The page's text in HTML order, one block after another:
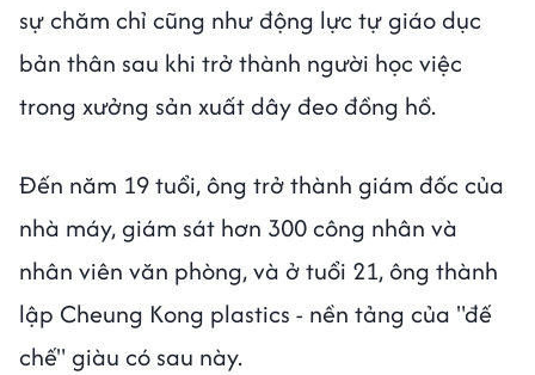
sự chăm chỉ cũng như động lực tự giáo dục
bản thân sau khi trở thành người học việc
trong xưởng sản xuất dây đeo đồng hồ.
Đến năm 19 tuổi, ông trở thành giám đốc của
nhà máy, giám sát hơn 300 công nhân và
nhân viên văn phòng, và ở tuổi 21, ông thành
lập Cheung Kong plastics - nền tảng của "đế
chế" giàu có sau này.